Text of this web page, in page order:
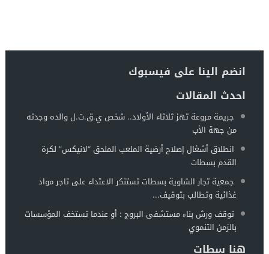
انضم الينا على فيسبوك
احدث المقالات
جريمة مروعة تهز ثلاثاء الأولاد.. شخص ي.ق.ت.ل والده وجدته
من جهة الأب
انطلاق أشغال إصلاح أرضية الملعب الملحق “لانيكس” لكرة
القدم بسطات
جمعية تجار الشاوية بسطات تستنكر الاعتداء على تاجر مواد
غذائية وتطالب بتوقيف...
توقف ورش بناء مستشفى البروج : أو عندما تستخف المؤسسات
بالزمن التنموي
هنا سطات